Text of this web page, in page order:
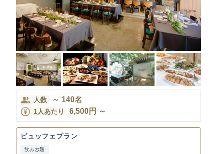
人数 ～ 140名
1人あたり 6,500円 ～
ビュッフェプラン
飲み放題